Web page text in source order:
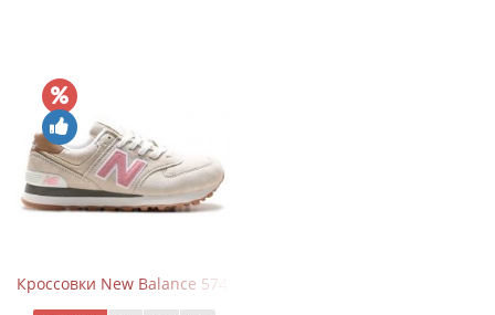
Кроссовки New Balance 574 Power Beige Pink